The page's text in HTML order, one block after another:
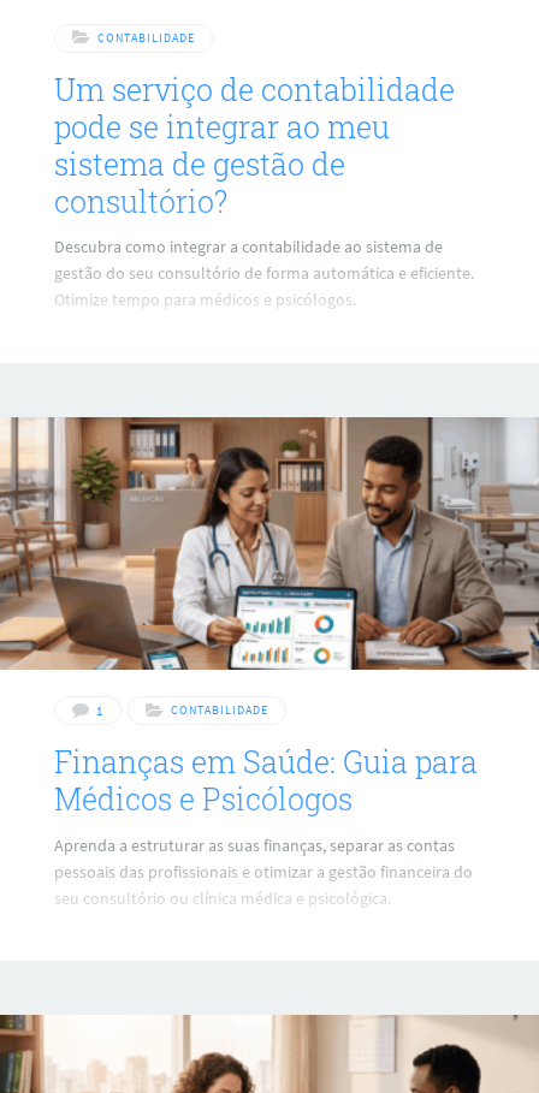
CONTABILIDADE
Um serviço de contabilidade
pode se integrar ao meu
sistema de gestão de
consultório?
Descubra como integrar a contabilidade ao sistema de
gestão do seu consultório de forma automática e eficiente.
Otimize tempo para médicos e psicólogos.
1 CONTABILIDADE
Finanças em Saúde: Guia para
Médicos e Psicólogos
Aprenda a estruturar as suas finanças, separar as contas
pessoais das profissionais e otimizar a gestão financeira do
seu consultório ou clínica médica e psicológica.